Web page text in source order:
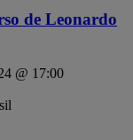
de Leonardo
@ 17:00